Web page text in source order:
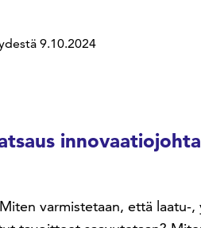
9.10.2024
varmistetaan, että